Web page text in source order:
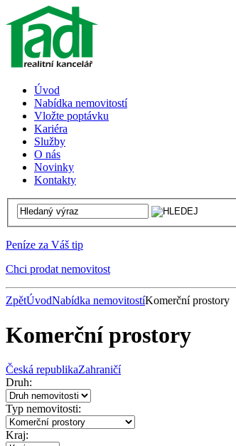
Úvod
Nabídka nemovitostí
Vložte poptávku
Kariéra
Služby
O nás
Novinky
Kontakty
Peníze za Váš tip
Chci prodat nemovitost
ZpětÚvodNabídka nemovitostíKomerční prostory
Komerční prostory
Česká republikaZahraničí
Druh:
Typ nemovitosti:
Kraj: